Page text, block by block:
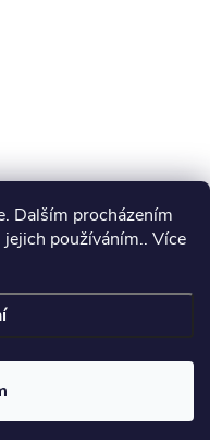
Dalším procházením
používáním.. Více